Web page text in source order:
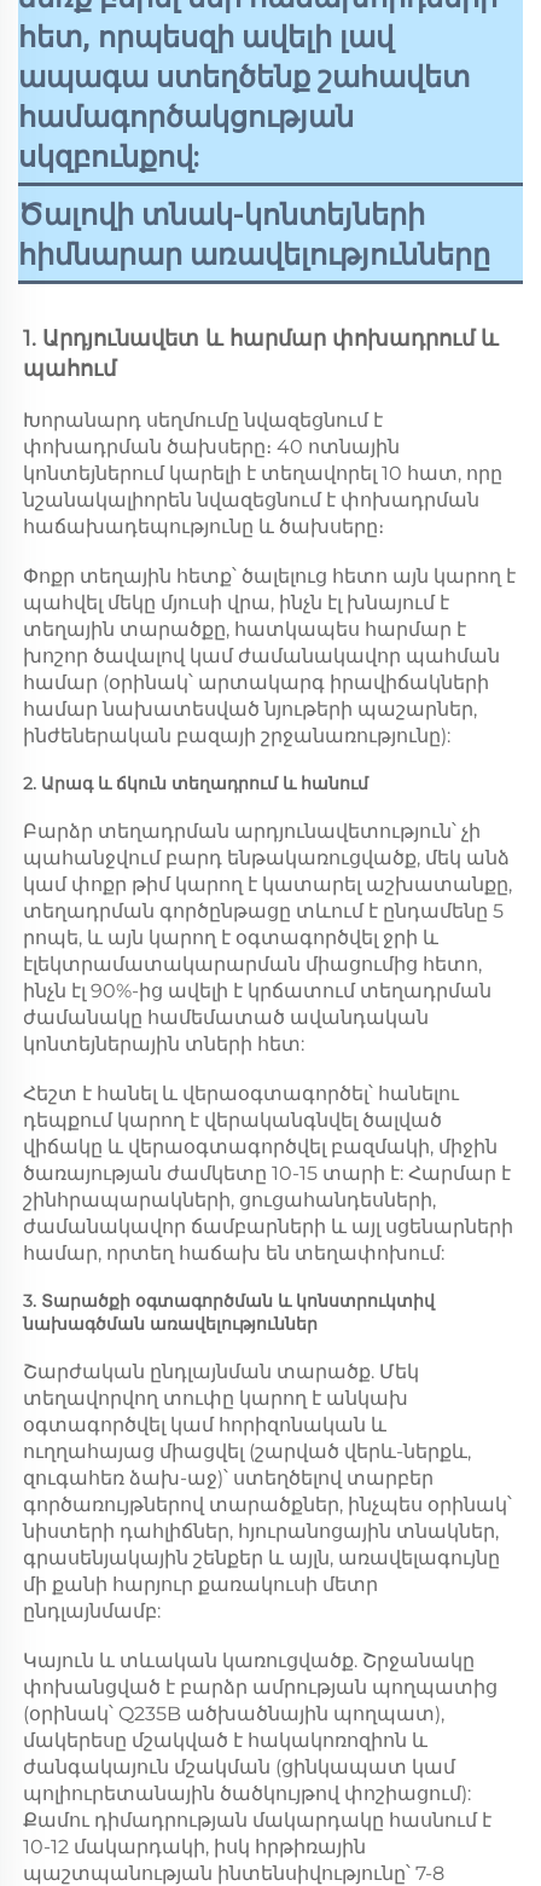
հետ, որպեսզի ավելի լավ
ապագա ստեղծենք շահավետ
համագործակցության
սկզբունքով:
Ծալովի տնակ-կոնտեյների
հիմնարար առավելությունները
1. Արդյունավետ և հարմար փոխադրում և
պահում
Խորանարդ սեղմումը նվազեցնում է
փոխադրման ծախսերը։ 40 ոտնային
կոնտեյներում կարելի է տեղավորել 10 հատ, որը
նշանակալիորեն նվազեցնում է փոխադրման
հաճախադեպությունը և ծախսերը։
Փոքր տեղային հետք՝ ծալելուց հետո այն կարող է
պահվել մեկը մյուսի վրա, ինչն էլ խնայում է
տեղային տարածքը, հատկապես հարմար է
խոշոր ծավալով կամ ժամանակավոր պահման
համար (օրինակ՝ արտակարգ իրավիճակների
համար նախատեսված նյութերի պաշարներ,
ինժեներական բազայի շրջանառությունը):
2. Արագ և ճկուն տեղադրում և հանում
Բարձր տեղադրման արդյունավետություն՝ չի
պահանջվում բարդ ենթակառուցվածք, մեկ անձ
կամ փոքր թիմ կարող է կատարել աշխատանքը,
տեղադրման գործընթացը տևում է ընդամենը 5
րոպե, և այն կարող է օգտագործվել ջրի և
էլեկտրամատակարարման միացումից հետո,
ինչն էլ 90%-ից ավելի է կրճատում տեղադրման
ժամանակը համեմատած ավանդական
կոնտեյներային տների հետ:
Հեշտ է հանել և վերաօգտագործել՝ հանելու
դեպքում կարող է վերականգնվել ծալված
վիճակը և վերաօգտագործվել բազմակի, միջին
ծառայության ժամկետը 10-15 տարի է: Հարմար է
շինհրապարակների, ցուցահանդեսների,
ժամանակավոր ճամբարների և այլ սցենարների
համար, որտեղ հաճախ են տեղափոխում:
3. Տարածքի օգտագործման և կոնստրուկտիվ
նախագծման առավելություններ
Շարժական ընդլայնման տարածք. Մեկ
տեղավորվող տուփը կարող է անկախ
օգտագործվել կամ հորիզոնական և
ուղղահայաց միացվել (շարված վերև-ներքև,
զուգահեռ ձախ-աջ)՝ ստեղծելով տարբեր
գործառույթներով տարածքներ, ինչպես օրինակ՝
նիստերի դահլիճներ, հյուրանոցային տնակներ,
գրասենյակային շենքեր և այլն, առավելագույնը
մի քանի հարյուր քառակուսի մետր
ընդլայնմամբ:
Կայուն և տևական կառուցվածք. Շրջանակը
փոխանցված է բարձր ամրության պողպատից
(օրինակ՝ Q235B ածխածնային պողպատ),
մակերեսը մշակված է հակակոռոզիոն և
ժանգակայուն մշակման (ցինկապատ կամ
պոլիուրետանային ծածկույթով փոշիացում):
Քամու դիմադրության մակարդակը հասնում է
10-12 մակարդակի, իսկ հրթիռային
պաշտպանության ինտենսիվությունը՝ 7-8